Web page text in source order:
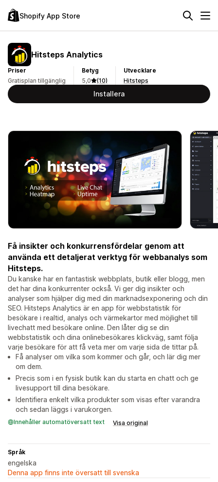
Shopify App Store
Hitsteps Analytics
Priser
Gratisplan tillgänglig
Betyg
5,0
(10)
Utvecklare
Hitsteps
Installera
Få insikter och konkurrensfördelar genom att
använda ett detaljerat verktyg för webbanalys som
Hitsteps.
Du kanske har en fantastisk webbplats, butik eller blogg, men
det har dina konkurrenter också. Vi ger dig insikter och
analyser som hjälper dig med din marknadsexponering och din
SEO. Hitsteps Analytics är en app för webbstatistik för
besökare i realtid, analys och värmekartor med möjlighet till
livechatt med besökare online. Den låter dig se din
webbstatistik och dina onlinebesökares klickväg, samt följa
varje besökare för att få veta mer om varje sida de tittar på.
Få analyser om vilka som kommer och går, och lär dig mer
om dem.
Precis som i en fysisk butik kan du starta en chatt och ge
livesupport till dina besökare.
Identifiera enkelt vilka produkter som visas efter varandra
och sedan läggs i varukorgen.
Innehåller automatöversatt text Visa original
Språk
engelska
Denna app finns inte översatt till svenska